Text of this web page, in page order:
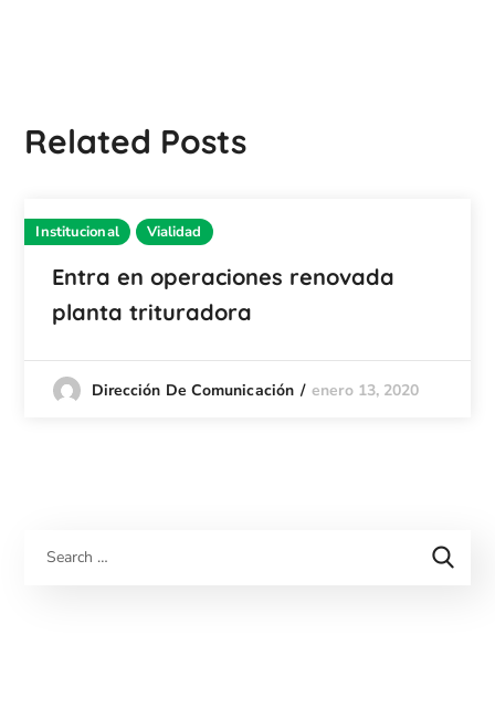
Related Posts
Institucional Vialidad
Entra en operaciones renovada
planta trituradora
Dirección De Comunicación enero 13, 2020